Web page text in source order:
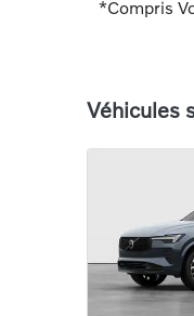
*Compris
Véhicules